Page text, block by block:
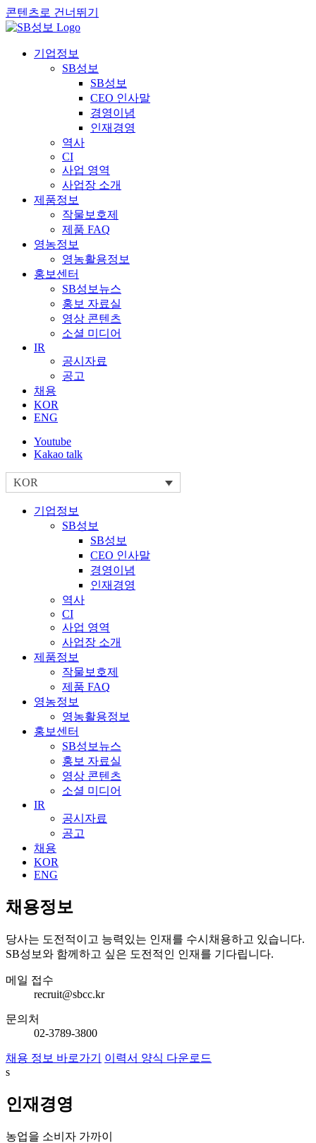
콘텐츠로 건너뛰기
기업정보
SB성보
SB성보
CEO 인사말
경영이념
인재경영
역사
CI
사업 영역
사업장 소개
제품정보
작물보호제
제품 FAQ
영농정보
영농활용정보
홍보센터
SB성보뉴스
홍보 자료실
영상 콘텐츠
소셜 미디어
IR
공시자료
공고
채용
KOR
ENG
Youtube
Kakao talk
KOR
기업정보
SB성보
SB성보
CEO 인사말
경영이념
인재경영
역사
CI
사업 영역
사업장 소개
제품정보
작물보호제
제품 FAQ
영농정보
영농활용정보
홍보센터
SB성보뉴스
홍보 자료실
영상 콘텐츠
소셜 미디어
IR
공시자료
공고
채용
KOR
ENG
채용정보
당사는 도전적이고 능력있는 인재를 수시채용하고 있습니다.
SB성보와 함께하고 싶은 도전적인 인재를 기다립니다.
메일 접수
recruit@sbcc.kr
문의처
02-3789-3800
채용 정보 바로가기
이력서 양식 다운로드
s
인재경영
농업을 소비자 가까이